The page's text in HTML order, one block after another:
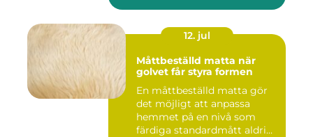
12. jul
Måttbeställd matta när
golvet får styra formen
En måttbeställd matta gör
det möjligt att anpassa
hemmet på en nivå som
färdiga standardmått aldrig